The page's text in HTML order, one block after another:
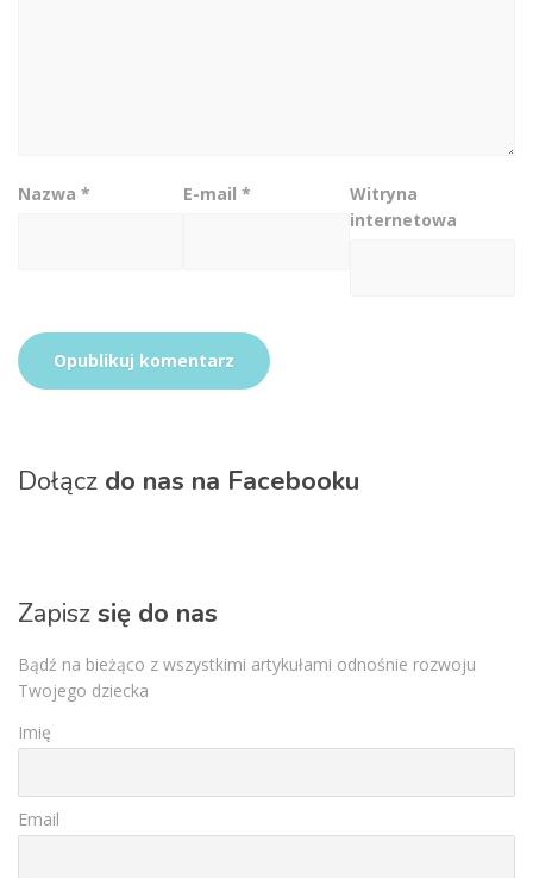
Nazwa * E-mail*
Witryna
internetowa
Dołącz do nas na Facebooku
Zapisz się do nas
Bądź na bieżąco z wszystkimi artykułami odnośnie rozwoju
Twojego dziecka
Imię
Email